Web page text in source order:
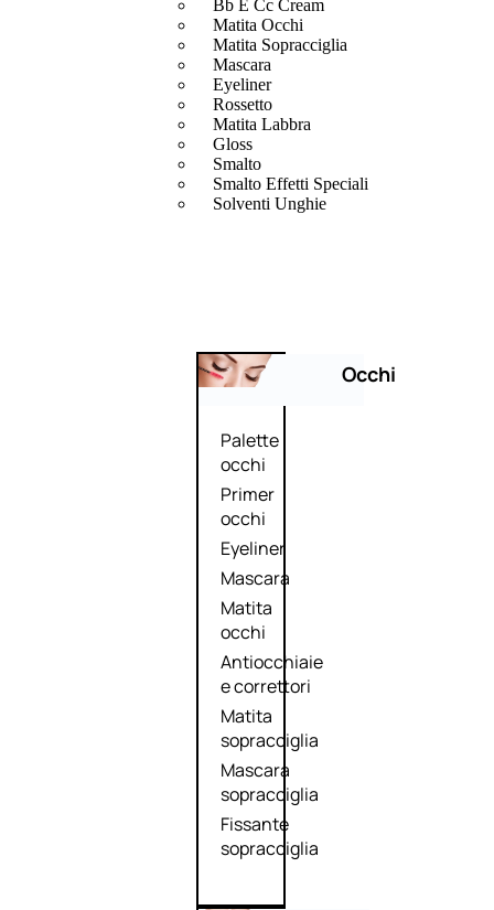
Bb E Cc Cream
Matita Occhi
Matita Sopracciglia
Mascara
Eyeliner
Rossetto
Matita Labbra
Gloss
Smalto
Smalto Effetti Speciali
Solventi Unghie
Occhi
Palette
occhi
Primer
occhi
Eyeliner
Mascara
Matita
occhi
Antiocchiaie
e correttori
Matita
sopracciglia
Mascara
sopracciglia
Fissante
sopracciglia